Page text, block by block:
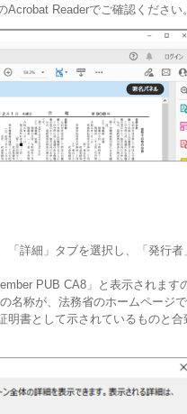
Readerでご確認ください。
詳細」タブを選択し、「発行者
PUB CA8」と表示されます
名称が、法務省のホームページで
明書として示されているものと合